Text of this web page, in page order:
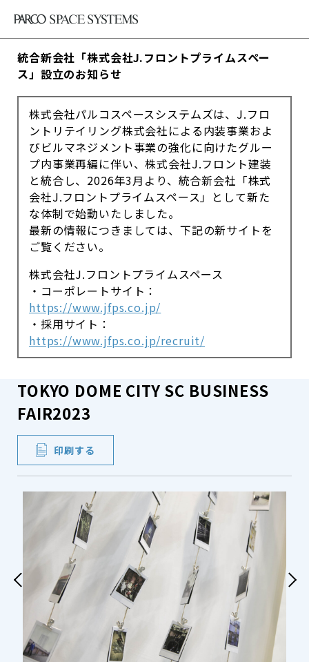
統合新会社「株式会社J.フロントプライムスペー
ス」設立のお知らせ
株式会社パルコスペースシステムズは、J.フロ
ントリテイリング株式会社による内装事業およ
びビルマネジメント事業の強化に向けたグルー
プ内事業再編に伴い、株式会社J.フロント建装
と統合し、2026年3月より、統合新会社「株式
会社J.フロントプライムスペース」として新た
な体制で始動いたしました。
最新の情報につきましては、下記の新サイトを
ご覧ください。
株式会社J.フロントプライムスペース
・コーポレートサイト：
https://www.jfps.co.jp/
・採用サイト：
https://www.jfps.co.jp/recruit/
TOKYO DOME CITY SC BUSINESS
FAIR2023
印刷する